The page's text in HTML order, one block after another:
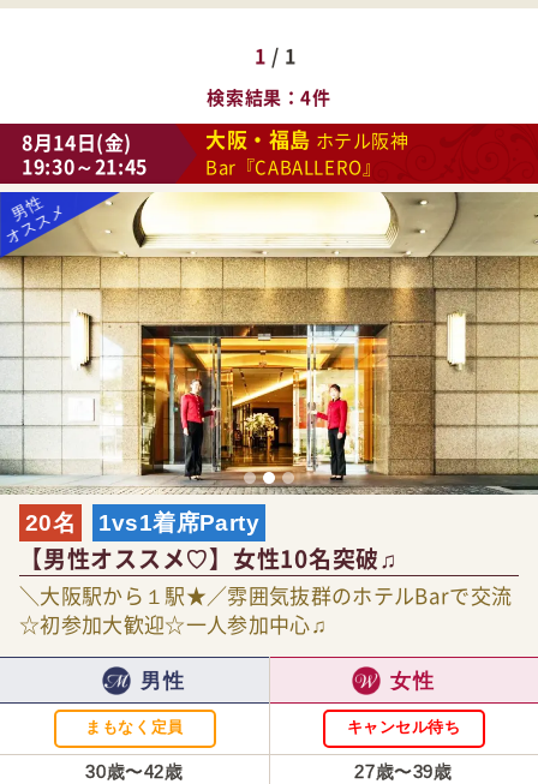
1 / 1
検索結果 4件
8月14日(金)
19:30～21:45
大阪・福島 ホテル阪神
Bar『CABALLERO』
20名 1vs1着席Party
【男性オススメ♡】女性10名突破♫
＼大阪駅から１駅★／雰囲気抜群のホテルBarで交流
☆初参加大歓迎☆一人参加中心♫
男性
まもなく定員
30歳〜42歳
女性
キャンセル待ち
27歳〜39歳